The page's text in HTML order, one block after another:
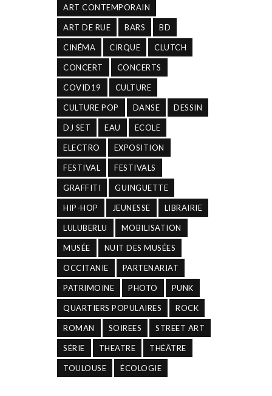
ART CONTEMPORAIN
ART DE RUE BARS BD
CINÉMA CIRQUE CLUTCH
CONCERT CONCERTS
COVID19 CULTURE
CULTURE POP DANSE DESSIN
DJ SET EAU ECOLE
ELECTRO EXPOSITION
FESTIVAL FESTIVALS
GRAFFITI GUINGUETTE
HIP-HOP JEUNESSE LIBRAIRIE
LULUBERLU MOBILISATION
MUSÉE NUIT DES MUSÉES
OCCITANIE PARTENARIAT
PATRIMOINE PHOTO PUNK
QUARTIERS POPULAIRES ROCK
ROMAN SOIREES STREET ART
SÉRIE THEATRE THÉÂTRE
TOULOUSE ÉCOLOGIE